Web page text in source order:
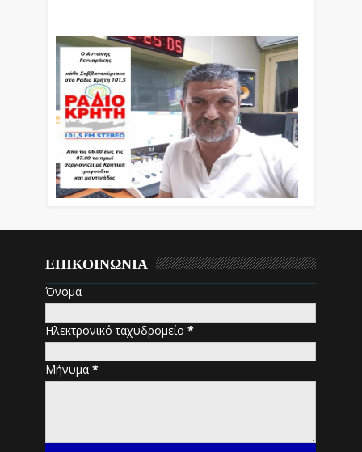
ΕΠΙΚΟΙΝΩΝΙΑ
Όνομα
Ηλεκτρονικό ταχυδρομείο*
Μήνυμα*